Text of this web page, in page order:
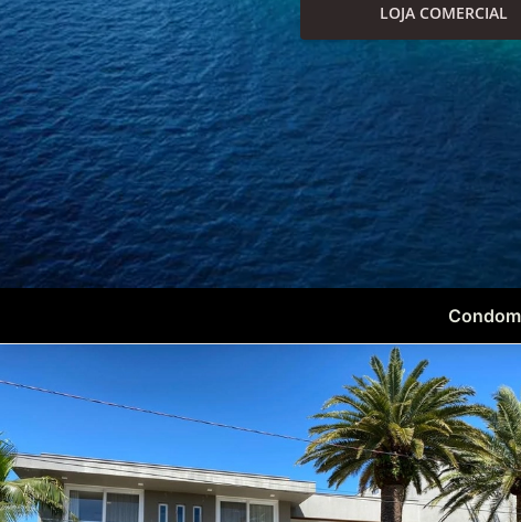
LOJA COMERCIAL